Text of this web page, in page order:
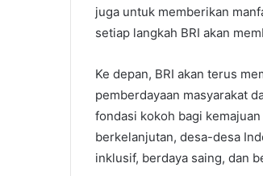
juga untuk memberikan
setiap langkah BRI akan
Ke depan, BRI akan terus
pemberdayaan masyarakat
fondasi kokoh bagi
berkelanjutan, desa-desa
inklusif, berdaya saing, dan